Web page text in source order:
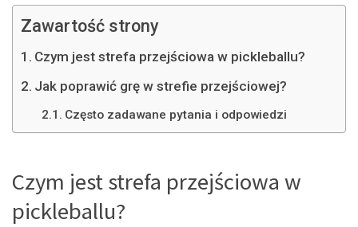
Zawartość strony
Czym jest strefa przejściowa w pickleballu?
Jak poprawić grę w strefie przejściowej?
Często zadawane pytania i odpowiedzi
Czym jest strefa przejściowa w
pickleballu?